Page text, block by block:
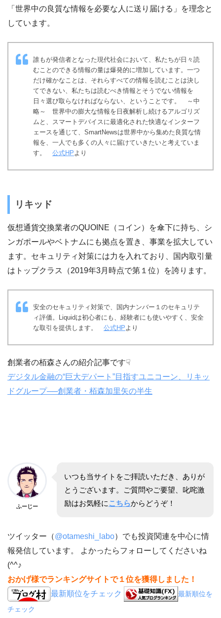
「世界中の良質な情報を必要な人に送り届ける」を理念と
しています。
誰もが発信者となった現代社会において、私たちが日々読
むことのできる情報の量は爆発的に増加しています。一つ
だけ確かなことは、それらすべての情報を読むことは決し
てできない、私たちは読むべき情報とそうでない情報を
日々選び取らなければならない、ということです。 ～中
略～ 世界中の膨大な情報を日夜解析し続けるアルゴリズ
ムと、スマートデバイスに最適化された快適なインターフ
ェースを通じて、SmartNewsは世界中から集めた良質な情
報を、一人でも多くの人々に届けていきたいと考えていま
す。 公式HPより
リキッド
仮想通貨交換業者のQUOINE（コイン）を傘下に持ち、シ
ンガポールやベトナムにも拠点を置き、事業を拡大してい
ます。セキュリティ対策には力を入れており、国内取引量
はトップクラス（2019年3月時点で第１位）を誇ります。
安全のセキュリティ対策で、国内ナンバー１のセキュリテ
ィ評価。Liquidは初心者にも、経験者にも使いやすく、安全
な取引を提供します。 公式HPより
創業者の栢森さんの紹介記事です☟
デジタル金融の“巨大デパート”目指すユニコーン、リキッ
ドグループ──創業者・栢森加里矢の半生
ふーじー
いつも当サイトをご拝読いただき、ありが
とうございます。ご質問やご要望、叱咤激
励はお気軽にこちらからどうぞ！
ツイッター（@otameshi_labo）でも投資関連を中心に情
報発信しています。 よかったらフォローしてくださいね
(^^♪
おかげ様でランキングサイトで１位を獲得しました！
最新順位をチェック
最新順位を
チェック